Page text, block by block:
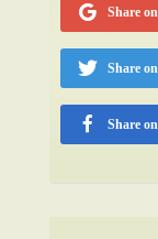
Share
Share
Share